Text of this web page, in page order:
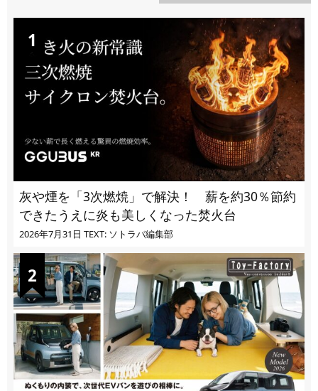
灰や煙を「3次燃焼」で解決！ 薪を約30％節約
できたうえに炎も美しくなった焚火台
2026年7月31日 TEXT: ソトラバ編集部